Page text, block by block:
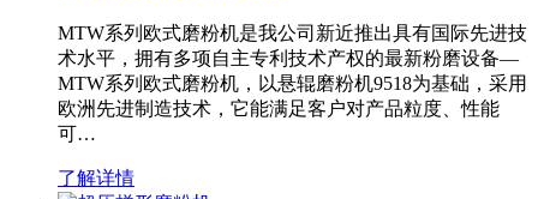
MTW系列欧式磨粉机是我公司新近推出具有国际先进技
术水平，拥有多项自主专利技术产权的最新粉磨设备—
MTW系列欧式磨粉机，以悬辊磨粉机9518为基础，采用
欧洲先进制造技术，它能满足客户对产品粒度、性能
可…
了解详情